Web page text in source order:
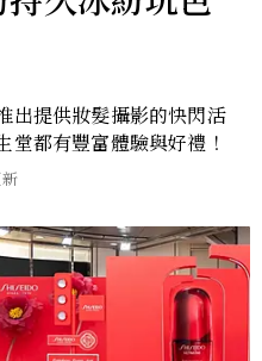
出提供妝髮攝影的快閃活
堂都有豐富體驗與好禮！